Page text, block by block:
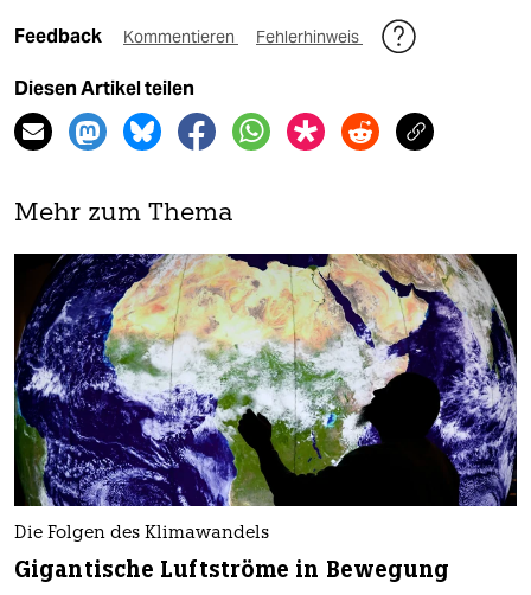
Feedback Kommentieren Fehlerhinweis
Diesen Artikel teilen
Mehr zum Thema
Die Folgen des Klimawandels
Gigantische Luftströme in Bewegung